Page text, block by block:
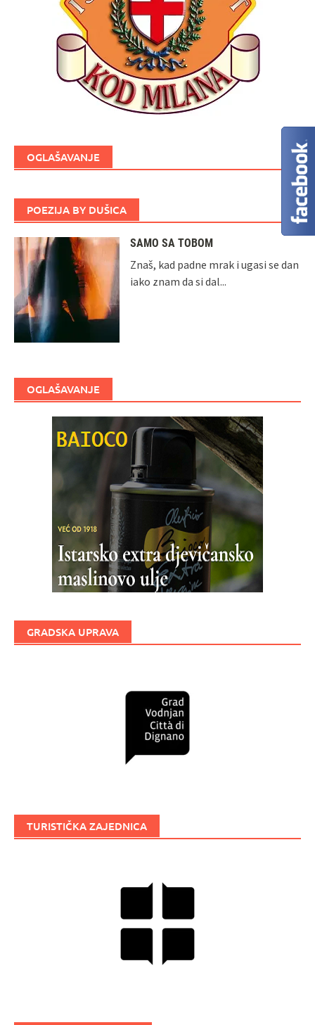
OGLAŠAVANJE
POEZIJA BY DUŠICA
SAMO SA TOBOM
Znaš, kad padne mrak i ugasi se dan
iako znam da si dal...
OGLAŠAVANJE
GRADSKA UPRAVA
TURISTIČKA ZAJEDNICA